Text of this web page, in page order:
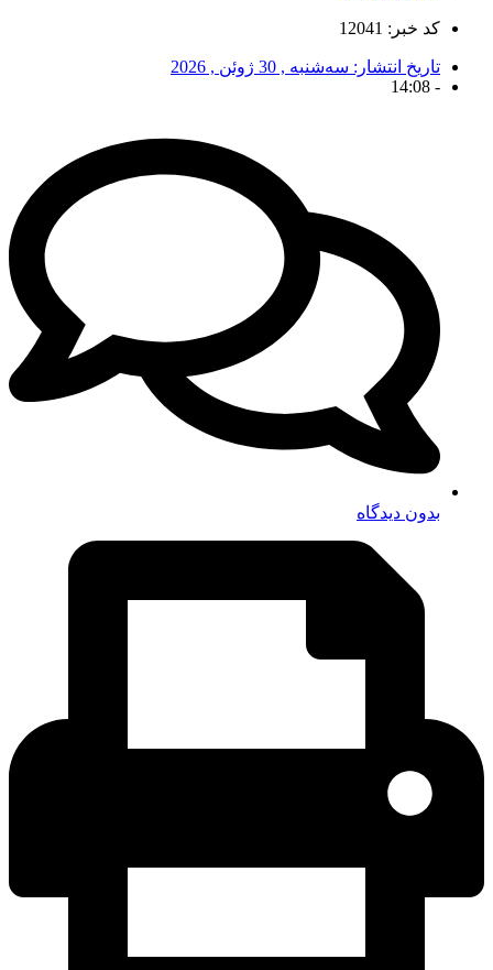
کد خبر: 12041
تاریخ انتشار: سه‌شنبه , 30 ژوئن , 2026
-
14:08
بدون دیدگاه